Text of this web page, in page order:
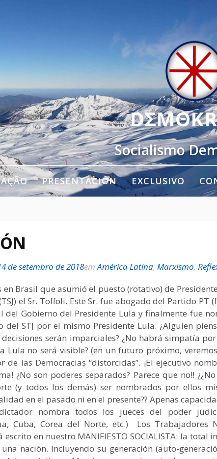
Socialismo
PRESENTACIÓN EXCLUSIVO
de setembro de 2018emAmérica Latina, Marxismo,
en Brasil que asumió el puesto (rotativo) de
el Sr. Toffoli. Este Sr. fue abogado del Partido PT
del Gobierno del Presidente Lula y finalmente fue
del STJ por el mismo Presidente Lula. ¿Alguien
serán imparciales? ¿No habrá simpatía
Lula no será visible? (en un futuro próximo,
de las Democracias “distorcidas”. ¡El ejecutivo
¿No son poderes separados? Parece que no!!
(y todos los demás) ser nombrados por ellos
en el pasado ni en el presente?? Apenas
nombra todos los jueces del poder
Cuba, Corea del Norte, etc.) Los Trabajadores
en nuestro MANIFIESTO SOCIALISTA: la total
nación. Incluyendo su generación (auto-